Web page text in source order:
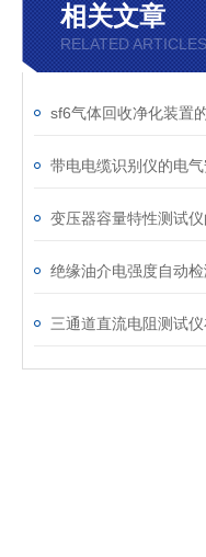
相关文章
RELATED ARTICLES
sf6气体回收净化装置